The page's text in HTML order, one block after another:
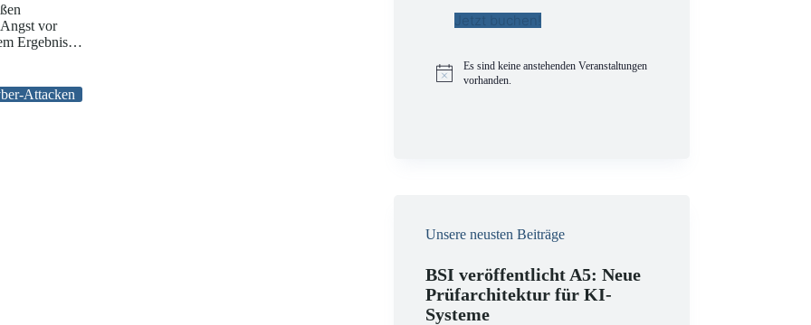
vor
Ergebnis…
Attacken
Jetzt buchen!
H
Es sind keine anstehenden Veranstaltungen
vorhanden.
Unsere neusten Beiträge
BSI veröffentlicht A5: Neue
Prüfarchitektur für KI-
Systeme